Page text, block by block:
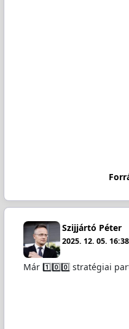
Szijjártó Péter
2025. 12. 05. 16:38
Már 1️⃣0️⃣0️⃣ stratégiai